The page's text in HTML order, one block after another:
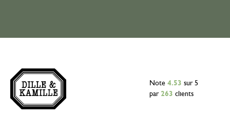
Note 4.53 sur 5
par 263 clients